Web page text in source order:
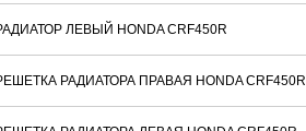
ЛЕВЫЙ HONDA CRF450R
РАДИАТОРА ПРАВАЯ HONDA CRF450R